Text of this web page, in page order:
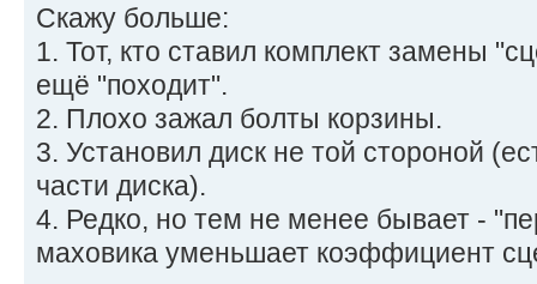
Скажу больше:
1. Тот, кто ставил комплект замены
ещё "походит".
2. Плохо зажал болты корзины.
3. Установил диск не той стороной
части диска).
4. Редко, но тем не менее бывает -
маховика уменьшает коэффициент